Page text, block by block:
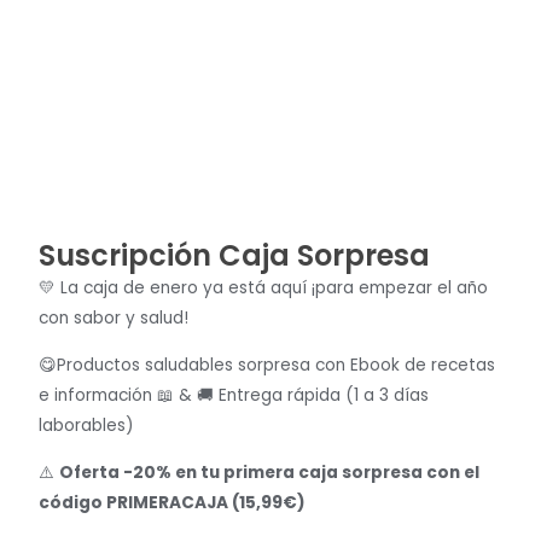
Suscripción Caja Sorpresa
💛 La caja de enero ya está aquí ¡para empezar el año
con sabor y salud!
😋Productos saludables sorpresa con Ebook de recetas
e información 📖 & 🚚 Entrega rápida (1 a 3 días
laborables)
⚠️ Oferta -20% en tu primera caja sorpresa con el
código PRIMERACAJA (15,99€)